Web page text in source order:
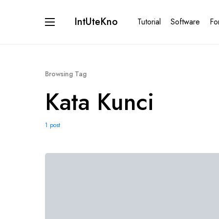
IntUteKno Tutorial Software
Browsing Tag
Kata Kunci
1 post